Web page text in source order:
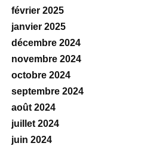
février 2025
janvier 2025
décembre 2024
novembre 2024
octobre 2024
septembre 2024
août 2024
juillet 2024
juin 2024